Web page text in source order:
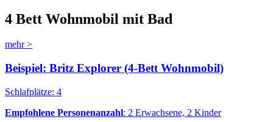
4 Bett Wohnmobil mit Bad
mehr >
Beispiel: Britz Explorer (4-Bett Wohnmobil)
Schlafplätze: 4
Empfohlene Personenanzahl: 2 Erwachsene, 2 Kinder